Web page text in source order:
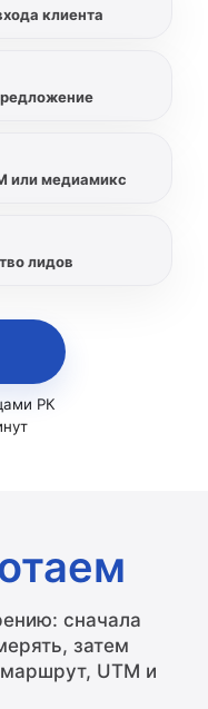
клиента
или медиамикс
лидов
РК
сначала
затем
UTM и